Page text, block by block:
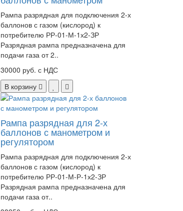
Рампа разрядная для подключения 2-х
баллонов с газом (кислород) к
потребителю РР-01-М-1х2-ЗР
Разрядная рампа предназначена для
подачи газа от 2..
30000 руб. с НДС
В корзину
Рампа разрядная для 2-х
баллонов с манометром и
регулятором
Рампа разрядная для подключения 2-х
баллонов с газом (кислород) к
потребителю РР-01-М-Р-1х2-ЗР
Разрядная рампа предназначена для
подачи газа от..